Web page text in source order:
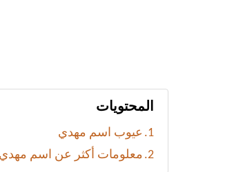
المحتويات
عيوب اسم مهدي
معلومات أكثر عن اسم مهدي